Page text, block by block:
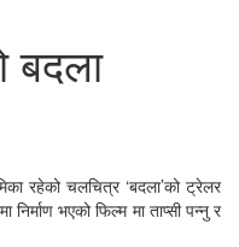
बदला
रहेको चलचित्र ‘बदला’को ट्रेलर
भएको फिल्म मा ताप्सी पन्नु र